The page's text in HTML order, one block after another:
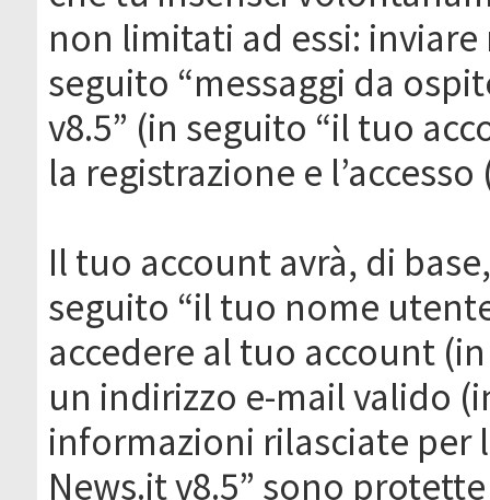
non limitati ad essi:
seguito “messaggi da
v8.5” (in seguito “il tuo
la registrazione e
Il tuo account avrà, di
seguito “il tuo nome
accedere al tuo account
un indirizzo e-mail valido
informazioni rilasciate per
News.it v8.5” sono